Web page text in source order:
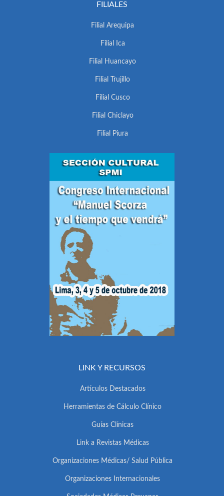
FILIALES
Filial Arequipa
Filial Ica
Filial Huancayo
Filial Trujillo
Filial Cusco
Filial Chiclayo
Filial Piura
LINK Y RECURSOS
Artículos Destacados
Herramientas de Cálculo Clínico
Guías Clínicas
Link a Revistas Médicas
Organizaciones Médicas/ Salud Pública
Organizaciones Internacionales